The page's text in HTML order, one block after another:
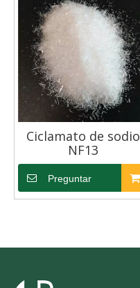
Ciclamato de sodio
NF13
Preguntar